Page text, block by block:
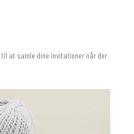
til at samle dine invitationer når der